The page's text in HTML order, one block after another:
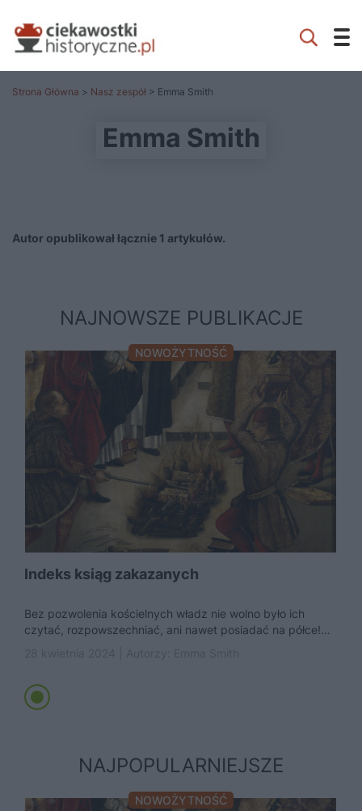
Strona Główna > Nasz zespół > Emma Smith
Emma Smith
Autor opublikował łącznie 1 artykułów.
NAJNOWSZE PUBLIKACJE
NOWOŻYTNOŚĆ
Indeks ksiąg zakazanych
Bez pozwolenia kościelnych władz nie wolno było ich
czytać, rozpowszechniać, ani nawet posiadać na półce!
NAJPOPULARNIEJSZE
NOWOŻYTNOŚĆ